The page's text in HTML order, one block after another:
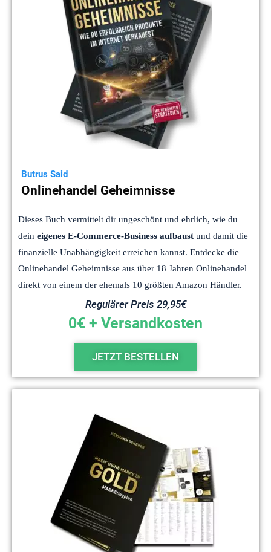
Butrus Said
Onlinehandel Geheimnisse
Dieses Buch vermittelt dir ungeschönt und ehrlich, wie du
dein eigenes E-Commerce-Business aufbaust und damit die
finanzielle Unabhängigkeit erreichen kannst. Entdecke die
Onlinehandel Geheimnisse aus über 18 Jahren Onlinehandel
direkt von einem der ehemals 10 größten Amazon Händler.
Regulärer Preis29,95€
0€ + Versandkosten
JETZT BESTELLEN